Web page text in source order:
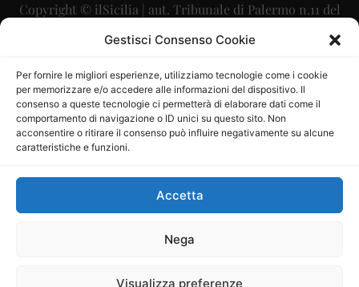
Gestisci Consenso Cookie
Per fornire le migliori esperienze, utilizziamo tecnologie come i cookie
per memorizzare e/o accedere alle informazioni del dispositivo. Il
consenso a queste tecnologie ci permetterà di elaborare dati come il
comportamento di navigazione o ID unici su questo sito. Non
acconsentire o ritirare il consenso può influire negativamente su alcune
caratteristiche e funzioni.
Accetta
Nega
Visualizza preferenze
Copyright © ilSicilia | aut. Tribunale di Palermo n.11 del
29/09/2015
Direttore Editoriale: Maurizio Scaglione
Direttore Responsabile: Maria Calabrese
P.IVA: 06334930820
Mercurio Comunicazione Società Cooperativa a r.l. è
iscritta al Registro degli Operatori di Comunicazione al